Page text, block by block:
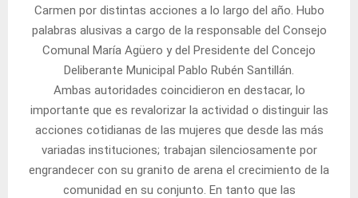
Carmen por distintas acciones a lo largo del año. Hubo
palabras alusivas a cargo de la responsable del Consejo
Comunal María Agüero y del Presidente del Concejo
Deliberante Municipal Pablo Rubén Santillán.
Ambas autoridades coincidieron en destacar, lo
importante que es revalorizar la actividad o distinguir las
acciones cotidianas de las mujeres que desde las más
variadas instituciones; trabajan silenciosamente por
engrandecer con su granito de arena el crecimiento de la
comunidad en su conjunto. En tanto que las